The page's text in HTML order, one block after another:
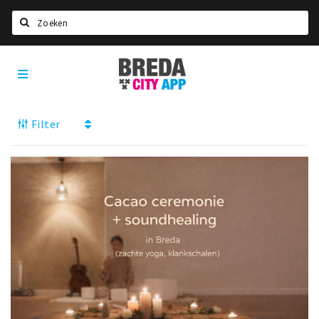
Home
Deals
Nieuws, interviews & blogs
Drinken
Recreatief
Winkels
Breda
City
App
Filter